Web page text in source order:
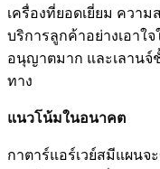
เครื่องที่ยอดเยี่ยม ควา
บริการลูกค้าอย่างเอาใ
อนุญาตมาก และเลานจ์
ทาง
แนวโน้มในอนาคต
กาตาร์แอร์เวย์สมีแผนจ